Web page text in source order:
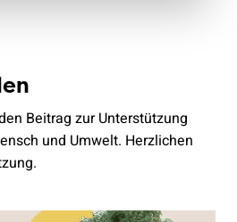
Beitrag zur Unterstützung
und Umwelt. Herzlichen